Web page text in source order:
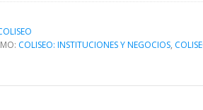
COLISEO: INSTITUCIONES Y NEGOCIOS,